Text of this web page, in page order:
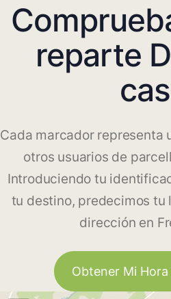
reparte
Cada marcador representa
otros usuarios de
Introduciendo tu
tu destino, predecimos tu
dirección en
Obtener Mi